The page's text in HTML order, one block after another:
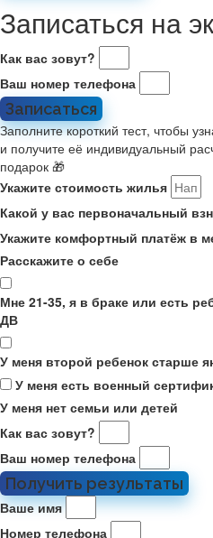
Записаться на
Как вас зовут?
Ваш номер телефона
Записаться
Заполните короткий тест, чтобы
и получите её индивидуальный
подарок 🎁
Укажите стоимость жилья
Какой у вас первоначальный
Укажите комфортный платёж в
Расскажите о себе
Мне 21-35, я в браке или есть
ДВ
У меня второй ребенок старше
У меня есть военный
У меня нет семьи или детей
Как вас зовут?
Ваш номер телефона
Получить результаты
Ваше имя
Номер телефона